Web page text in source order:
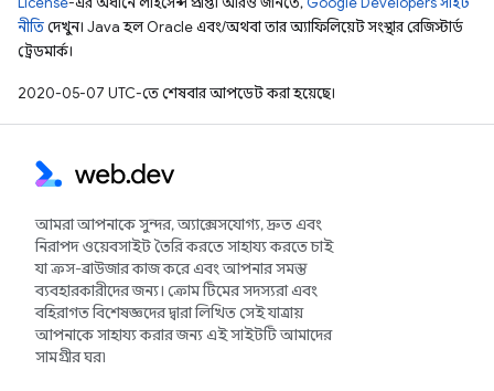
নীতিদেখুন। Java হল Oracle এবং/অথবা তার অ্যাফিলিয়েট সংস্থার রেজিস্টার্ড
ট্রেডমার্ক।
2020-05-07 UTC-তে শেষবার আপডেট করা হয়েছে।
আমরা আপনাকে সুন্দর, অ্যাক্সেসযোগ্য, দ্রুত এবং
নিরাপদ ওয়েবসাইট তৈরি করতে সাহায্য করতে চাই
যা ক্রস-ব্রাউজার কাজ করে এবং আপনার সমস্ত
ব্যবহারকারীদের জন্য। ক্রোম টিমের সদস্যরা এবং
বহিরাগত বিশেষজ্ঞদের দ্বারা লিখিত সেই যাত্রায়
আপনাকে সাহায্য করার জন্য এই সাইটটি আমাদের
সামগ্রীর ঘর৷